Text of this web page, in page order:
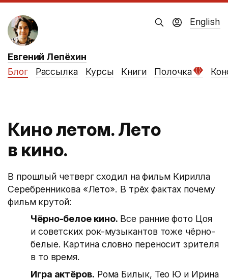
Евгений Лепёхин
Блог
Рассылка Курсы Книги Полочка
English
Кино летом. Лето
в кино.
В прошлый четверг сходил на фильм Кирилла
Серебренникова «Лето». В трёх фактах почему
фильм крутой:
Чёрно-белое кино. Все ранние фото Цоя
и советских рок-музыкантов тоже чёрно-
белые. Картина словно переносит зрителя
в то время.
Игра актёров. Рома Билык, Тео Ю и Ирина